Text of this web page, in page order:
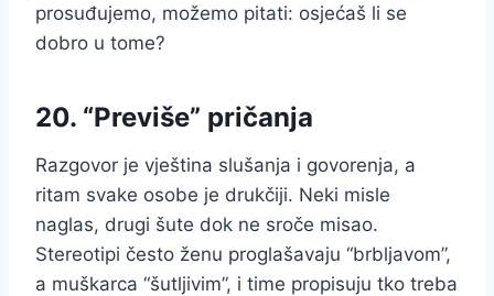
prosuđujemo, možemo pitati: osjećaš li se
dobro u tome?
20. “Previše” pričanja
Razgovor je vještina slušanja i govorenja, a
ritam svake osobe je drukčiji. Neki misle
naglas, drugi šute dok ne sroče misao.
Stereotipi često ženu proglašavaju “brbljavom”,
a muškarca “šutljivim”, i time propisuju tko treba